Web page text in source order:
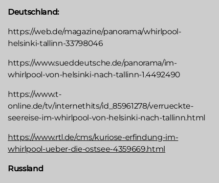
Deutschland:
https://web.de/magazine/panorama/whirlpool-
helsinki-tallinn-33798046
https://www.sueddeutsche.de/panorama/im-
whirlpool-von-helsinki-nach-tallinn-1.4492490
https://www.t-
online.de/tv/internethits/id_85961278/verrueckte-
seereise-im-whirlpool-von-helsinki-nach-tallinn.html
https://www.rtl.de/cms/kuriose-erfindung-im-
whirlpool-ueber-die-ostsee-4359669.html
Russland